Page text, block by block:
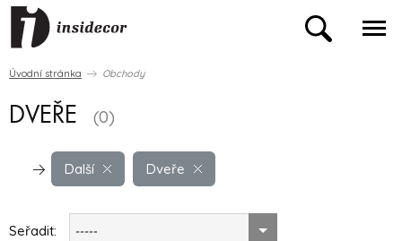
Úvodní stránka Obchody
DVEŘE (0)
Další Dveře
Seřadit: -----